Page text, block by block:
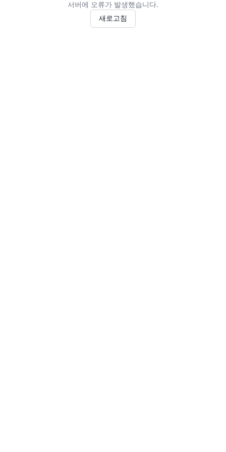
서버에 오류가 발생했습니다.
새로고침